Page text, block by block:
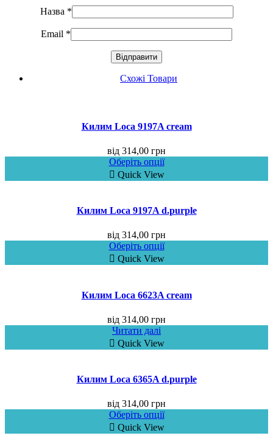
Назва *
Email *
Схожі Товари
Килим Loca 9197A cream
від 314,00 грн
Оберіть опції
Quick View
Килим Loca 9197A d.purple
від 314,00 грн
Оберіть опції
Quick View
Килим Loca 6623A cream
від 314,00 грн
Читати далі
Quick View
Килим Loca 6365A d.purple
від 314,00 грн
Оберіть опції
Quick View